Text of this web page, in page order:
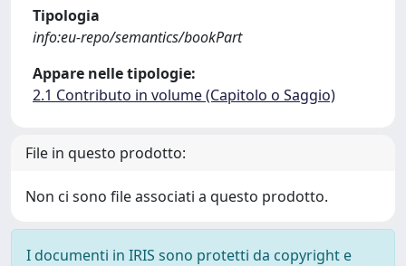
Tipologia
info:eu-repo/semantics/bookPart
Appare nelle tipologie:
2.1 Contributo in volume (Capitolo o Saggio)
File in questo prodotto:
Non ci sono file associati a questo prodotto.
I documenti in IRIS sono protetti da copyright e